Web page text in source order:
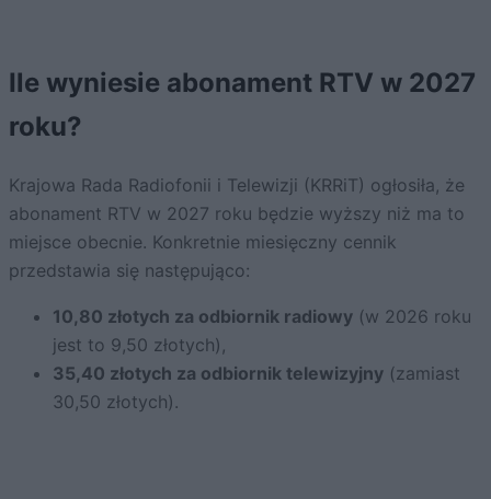
Ile wyniesie abonament RTV w 2027
roku?
Krajowa Rada Radiofonii i Telewizji (KRRiT) ogłosiła, że
abonament RTV w 2027 roku będzie wyższy niż ma to
miejsce obecnie. Konkretnie miesięczny cennik
przedstawia się następująco:
10,80 złotych za odbiornik radiowy (w 2026 roku
jest to 9,50 złotych),
35,40 złotych za odbiornik telewizyjny (zamiast
30,50 złotych).